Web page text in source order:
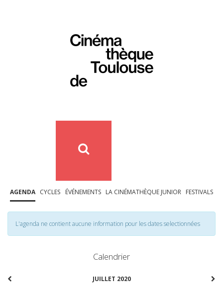
AGENDA CYCLES ÉVÉNEMENTS LA CINÉMATHÈQUE JUNIOR FESTIVALS
L'agenda ne contient aucune information pour les dates selectionnées
Calendrier
JUILLET 2020